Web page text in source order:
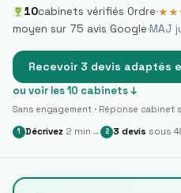
10cabinets vérifiés Ordre·★★
moyen sur 75 avis Google·MAJ
Recevoir 3 devis adaptés
ou voir les10 cabinets ↓
Sans engagement · Réponse cabinet
1 Décrivez 2 min → 2 3 devis sous